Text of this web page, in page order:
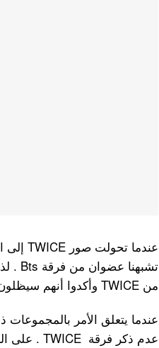
من TWICE وأكدوا أنهم سيظلون فرقة بدون عيوب .
عندما يتعلق الأمر بالمجموعات